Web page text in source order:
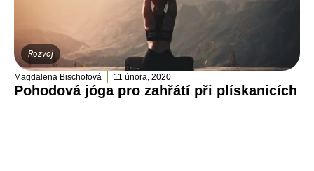
Rozvoj
Magdalena Bischofová 11 února, 2020
Pohodová jóga pro zahřátí při plískanicích